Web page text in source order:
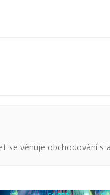
věnuje obchodování